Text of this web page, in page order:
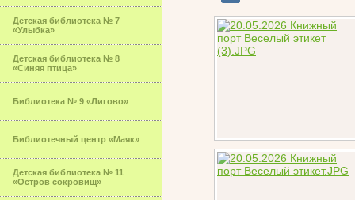
Детская библиотека № 7
«Улыбка»
Детская библиотека № 8
«Синяя птица»
Библиотека № 9 «Лигово»
Библиотечный центр «Маяк»
Детская библиотека № 11
«Остров сокровищ»